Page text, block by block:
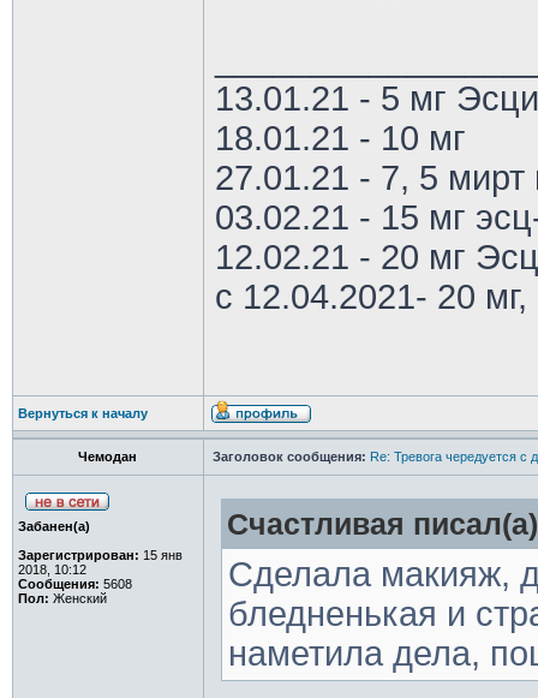
13.01.21 - 5 мг
18.01.21 - 10 мг
27.01.21 - 7, 5 мирт
03.02.21 - 15 мг
12.02.21 - 20 мг
с 12.04.2021- 20 мг,
Вернуться к началу
Чемодан Заголовок сообщения: Re: Тревога чередуется с
Забанен(а)
Зарегистрирован: 15 янв
2018, 10:12
Сообщения: 5608
Пол: Женский
Счастливая
Сделала макияж,
бледненькая и
наметила дела,